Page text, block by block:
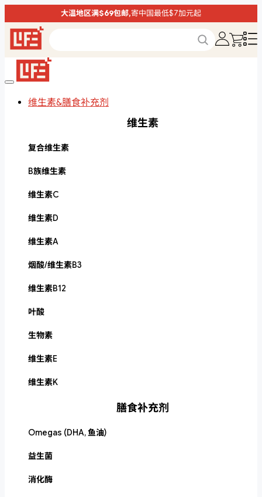
大温地区满$69包邮,寄中国最低$7加元起
维生素&膳食补充剂
维生素
复合维生素
B族维生素
维生素C
维生素D
维生素A
烟酸/维生素B3
维生素B12
叶酸
生物素
维生素E
维生素K
膳食补充剂
Omegas (DHA, 鱼油)
益生菌
消化酶